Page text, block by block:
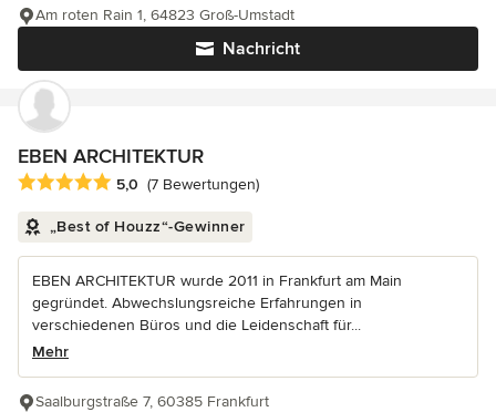
Nachricht
Am roten Rain 1, 64823 Groß-Umstadt
EBEN ARCHITEKTUR
Durchschnittliche Bewertung: 5 von 5 Sternen
5,0 (7 Bewertungen)
„Best of Houzz“-Gewinner
EBEN ARCHITEKTUR wurde 2011 in Frankfurt am Main
gegründet. Abwechslungsreiche Erfahrungen in
verschiedenen Büros und die Leidenschaft für...
Mehr
Saalburgstraße 7, 60385 Frankfurt